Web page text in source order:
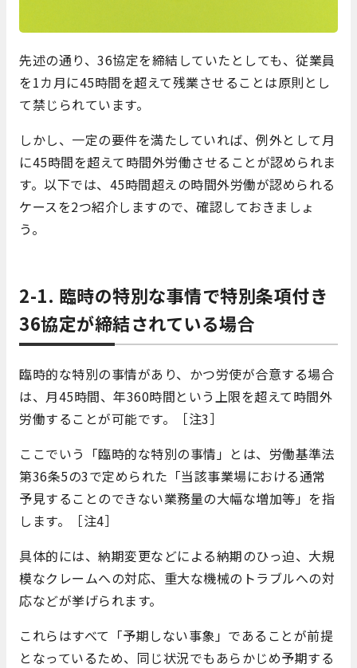
先述の通り、36協定を締結していたとしても、従業員
を1カ月に45時間を超えて残業させることは原則とし
て禁じられています。
しかし、一定の要件を満たしていれば、例外として月
に45時間を超えて時間外労働させることが認められま
す。以下では、45時間超えの時間外労働が認められる
ケースを2つ紹介しますので、確認しておきましょ
う。
2-1. 臨時の特別な事情で特別条項付き
36協定が締結されている場合
臨時的な特別の事情があり、かつ労使が合意する場合
は、月45時間、年360時間という上限を超えて時間外
労働することが可能です。［注3］
ここでいう「臨時的な特別の事情」とは、労働基準法
第36条5の3で定められた「当該事業場における通常
予見することのできない業務量の大幅な増加等」を指
します。［注4］
具体的には、納期変更などによる納期のひっ迫、大規
模なクレームへの対応、重大な機械のトラブルへの対
応などが挙げられます。
これらはすべて「予期しない事象」であることが前提
となっているため、同じ状況でもあらかじめ予期する